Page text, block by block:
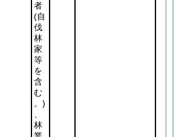
者
(自
伐
林
家
等
を
含
む
。)
林